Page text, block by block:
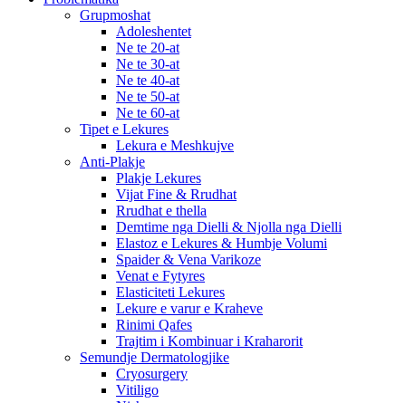
Grupmoshat
Adoleshentet
Ne te 20-at
Ne te 30-at
Ne te 40-at
Ne te 50-at
Ne te 60-at
Tipet e Lekures
Lekura e Meshkujve
Anti-Plakje
Plakje Lekures
Vijat Fine & Rrudhat
Rrudhat e thella
Demtime nga Dielli & Njolla nga Dielli
Elastoz e Lekures & Humbje Volumi
Spaider & Vena Varikoze
Venat e Fytyres
Elasticiteti Lekures
Lekure e varur e Kraheve
Rinimi Qafes
Trajtim i Kombinuar i Kraharorit
Semundje Dermatologjike
Cryosurgery
Vitiligo